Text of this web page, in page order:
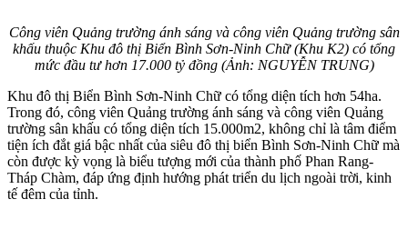
Công viên Quảng trường ánh sáng và công viên Quảng trường sân
khấu thuộc Khu đô thị Biển Bình Sơn-Ninh Chữ (Khu K2) có tổng
mức đầu tư hơn 17.000 tỷ đồng (Ảnh: NGUYỄN TRUNG)
Khu đô thị Biển Bình Sơn-Ninh Chữ có tổng diện tích hơn 54ha.
Trong đó, công viên Quảng trường ánh sáng và công viên Quảng
trường sân khấu có tổng diện tích 15.000m2, không chỉ là tâm điểm
tiện ích đắt giá bậc nhất của siêu đô thị biển Bình Sơn-Ninh Chữ mà
còn được kỳ vọng là biểu tượng mới của thành phố Phan Rang-
Tháp Chàm, đáp ứng định hướng phát triển du lịch ngoài trời, kinh
tế đêm của tỉnh.